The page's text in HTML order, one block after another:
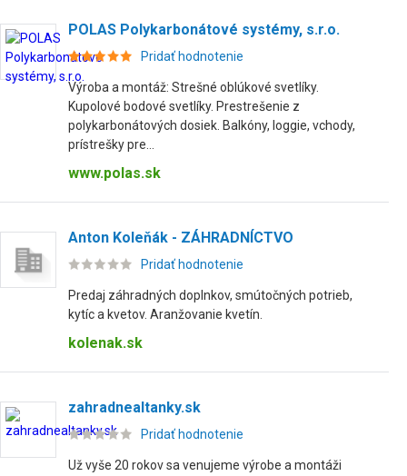
POLAS Polykarbonátové systémy, s.r.o.
Pridať hodnotenie
Výroba a montáž: Strešné oblúkové svetlíky.
Kupolové bodové svetlíky. Prestrešenie z
polykarbonátových dosiek. Balkóny, loggie, vchody,
prístrešky pre...
www.polas.sk
Anton Koleňák - ZÁHRADNÍCTVO
Pridať hodnotenie
Predaj záhradných doplnkov, smútočných potrieb,
kytíc a kvetov. Aranžovanie kvetín.
kolenak.sk
zahradnealtanky.sk
Pridať hodnotenie
Už vyše 20 rokov sa venujeme výrobe a montáži